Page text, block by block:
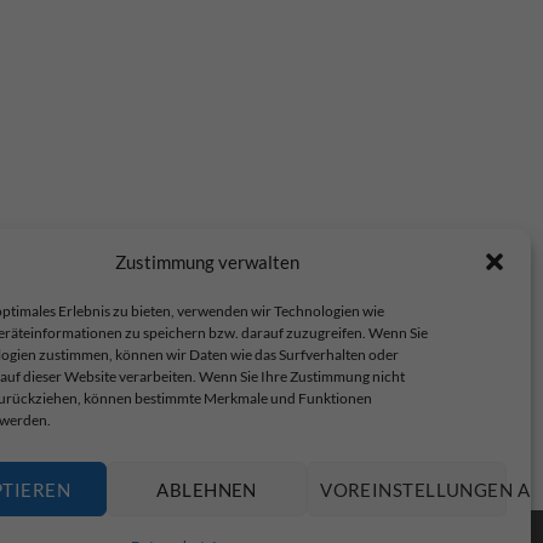
Zustimmung verwalten
Erlebnis zu bieten, verwenden wir Technologien wie
zu speichern bzw. darauf zuzugreifen. Wenn Sie
zustimmen, können wir Daten wie das Surfverhalten oder
dieser Website verarbeiten. Wenn Sie Ihre Zustimmung nicht
können bestimmte Merkmale und Funktionen
ABLEHNEN VOREINSTELLUNGEN